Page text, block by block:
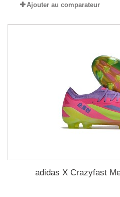
Ajouter au comparateur
adidas X Crazyfast